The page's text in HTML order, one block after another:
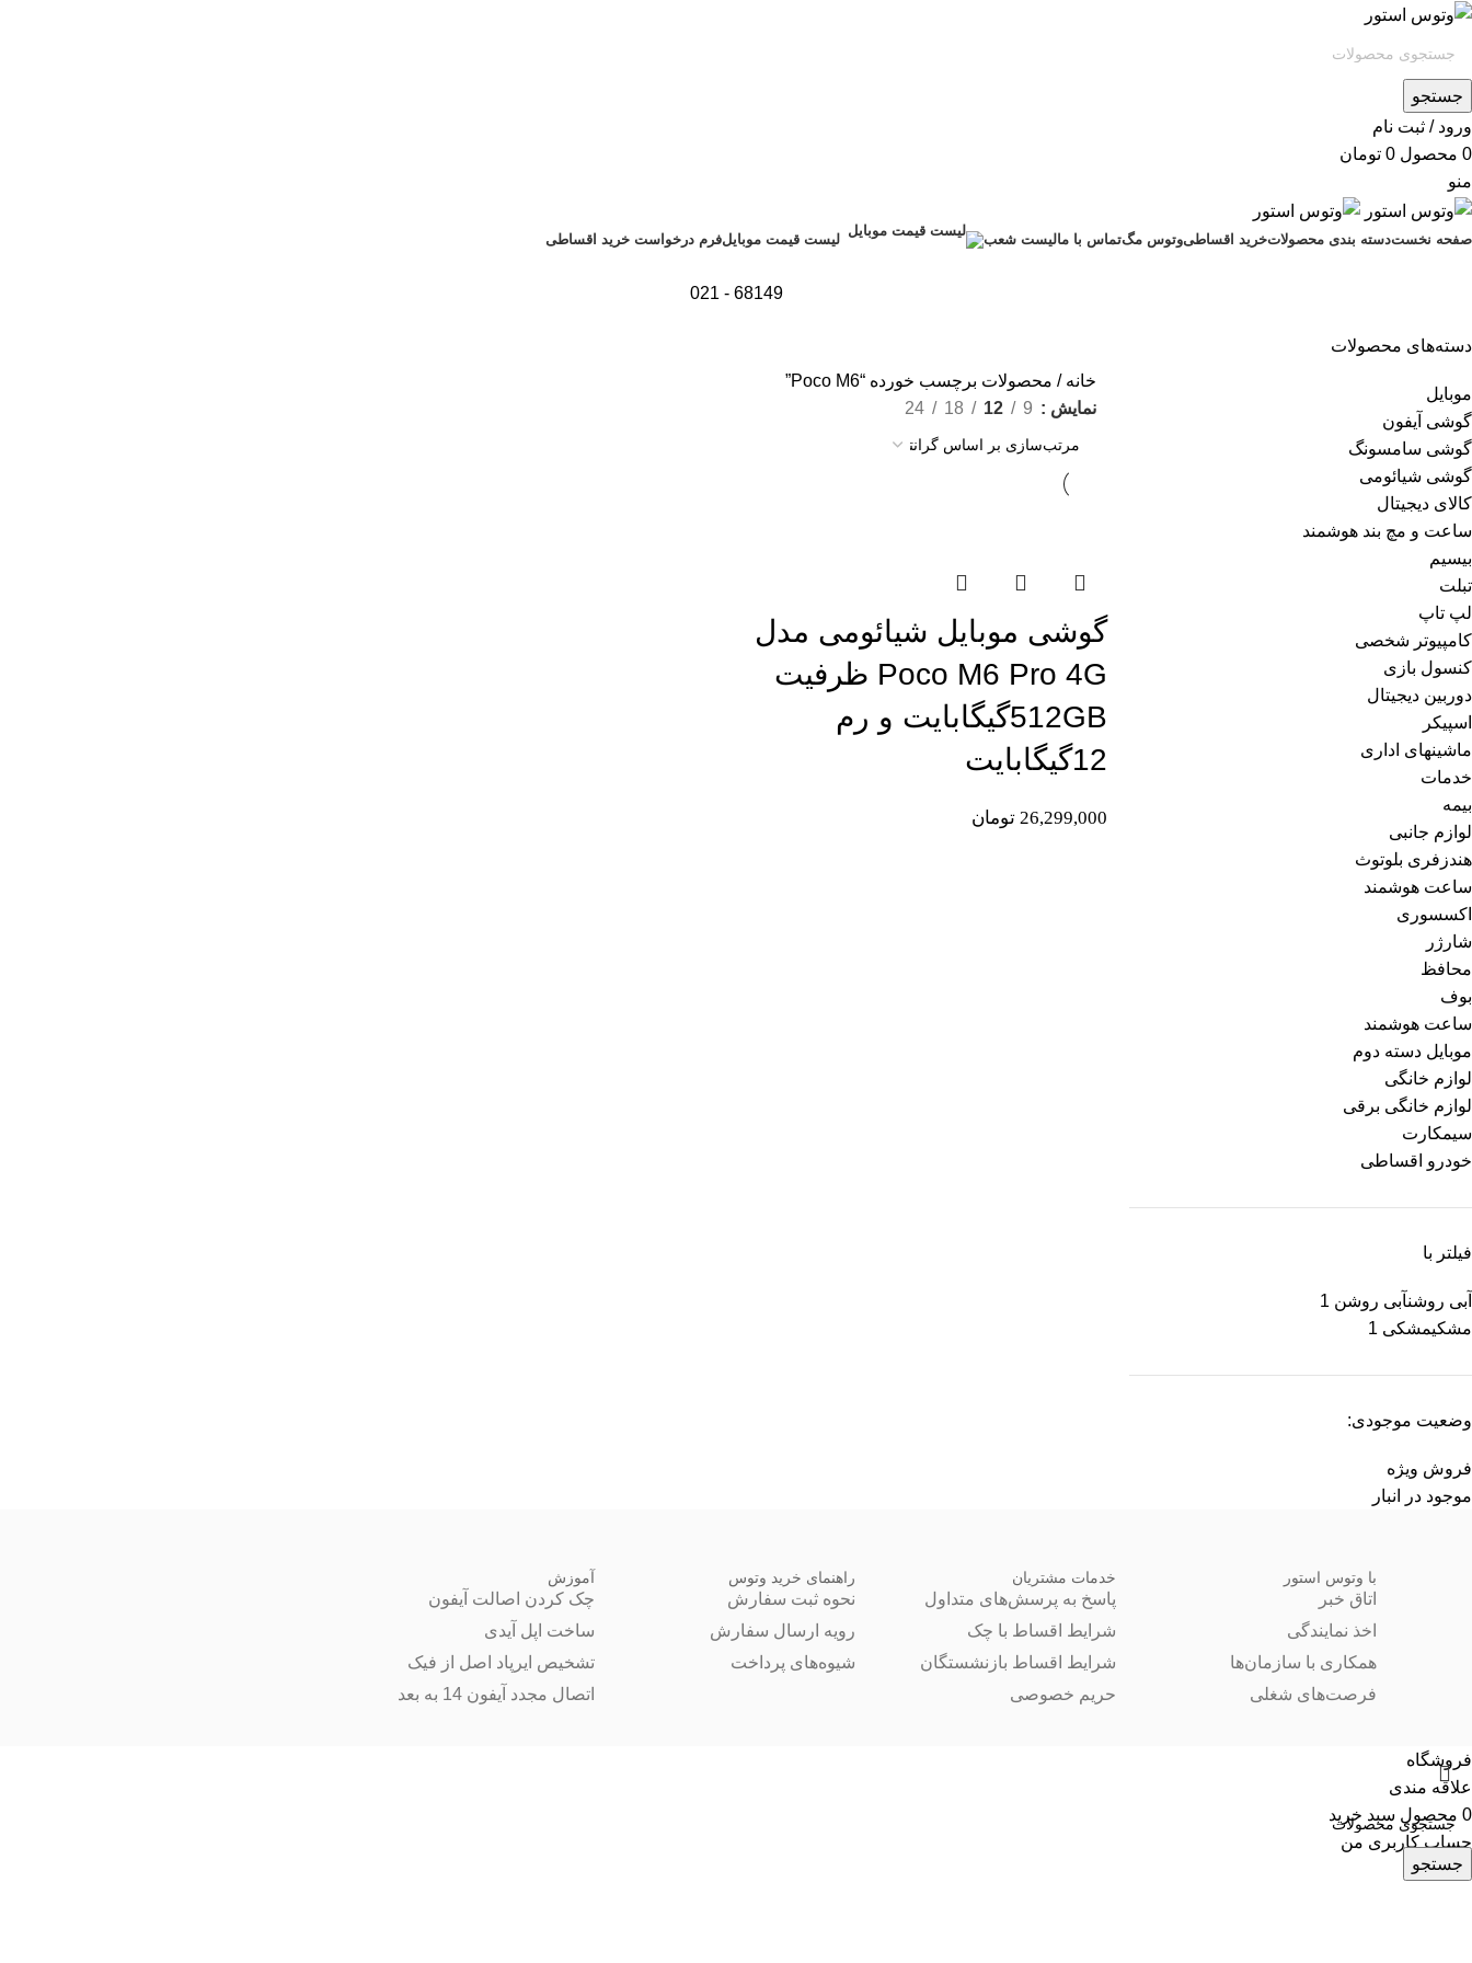
جستجو
ورود / ثبت نام
0 محصول 0 تومان
منو
صفحه نخستدسته بندی محصولاتخرید اقساطیوتوس مگتماس با مالیست شعب لیست قیمت موبایلفرم درخواست خرید اقساطی
68149 - 021
دسته‌های محصولات
موبایل
گوشی آیفون
گوشی سامسونگ
گوشی شیائومی
کالای دیجیتال
ساعت و مچ بند هوشمند
بیسیم
تبلت
لپ تاپ
کامپیوتر شخصی
کنسول بازی
دوربین دیجیتال
اسپیکر
ماشینهای اداری
خدمات
بیمه
لوازم جانبی
هندزفری بلوتوث
ساعت هوشمند
اکسسوری
شارژر
محافظ
بوف
ساعت هوشمند
موبایل دسته دوم
لوازم خانگی
لوازم خانگی برقی
سیمکارت
خودرو اقساطی
فیلتر با
آبی روشنآبی روشن 1
مشکیمشکی 1
وضعیت موجودی:
فروش ویژه
موجود در انبار
خانه محصولات برچسب خورده “Poco M6”
نمایش
9
12
18
24
گوشی موبایل شیائومی مدل
Poco M6 Pro 4G ظرفیت
512GBگیگابایت و رم
12گیگابایت
26,299,000 تومان
با وتوس استور
اتاق خبر
اخذ نمایندگی
همکاری با سازمان‌ها
فرصت‌های شغلی
خدمات مشتریان
پاسخ به پرسش‌های متداول
شرایط اقساط با چک
شرایط اقساط بازنشستگان
حریم خصوصی
راهنمای خرید وتوس
نحوه ثبت سفارش
رویه ارسال سفارش
شیوه‌های پرداخت
آموزش
چک کردن اصالت آیفون
ساخت اپل آیدی
تشخیص ایرپاد اصل از فیک
اتصال مجدد آیفون 14 به بعد
جستجو
فروشگاه
علاقه مندی
0 محصول سبد خرید
حساب کاربری من